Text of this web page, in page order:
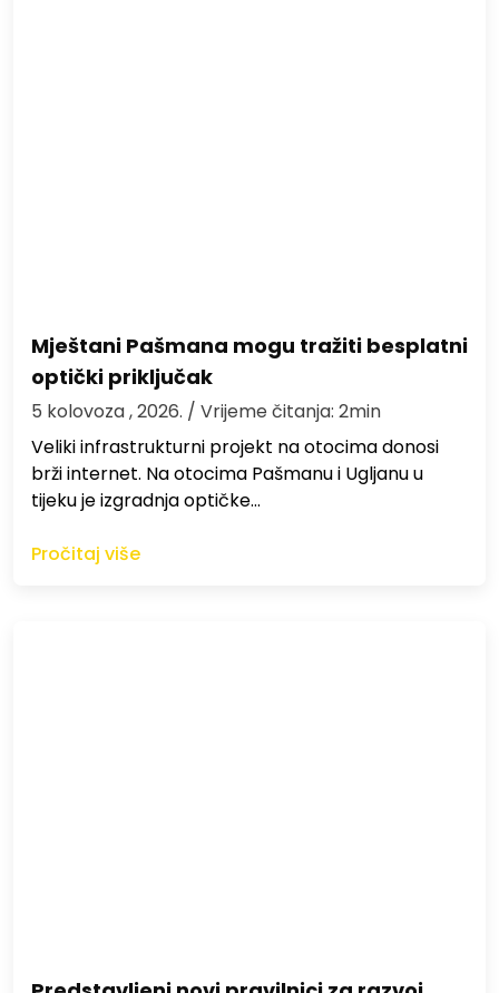
Mještani Pašmana mogu tražiti besplatni
optički priključak
5 kolovoza , 2026. / Vrijeme čitanja: 2min
Veliki infrastrukturni projekt na otocima donosi
brži internet. Na otocima Pašmanu i Ugljanu u
tijeku je izgradnja optičke…
Pročitaj više